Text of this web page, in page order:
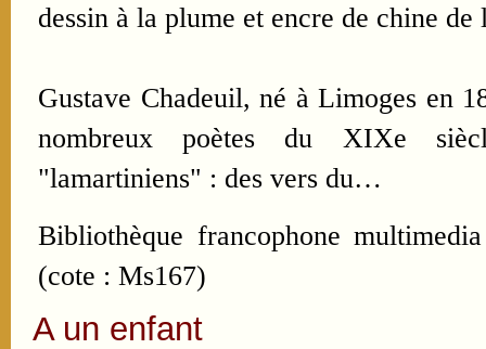
dessin à la plume et encre de chine de
Gustave Chadeuil, né à Limoges en
nombreux poètes du XIXe
"lamartiniens" : des vers du…
Bibliothèque francophone
(cote : Ms167)
A un enfant